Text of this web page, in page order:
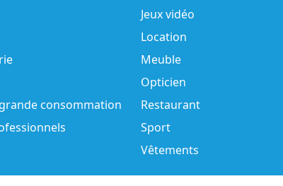
Jeux vidéo
Location
Meuble
Opticien
consommation
Restaurant
Sport
Vêtements